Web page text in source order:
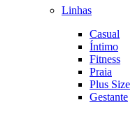
Linhas
Casual
Íntimo
Fitness
Praia
Plus Size
Gestante